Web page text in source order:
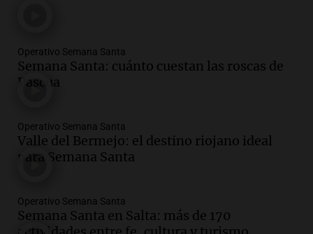
Operativo Semana Santa
Semana Santa: cuánto cuestan las roscas de
Pascua
Operativo Semana Santa
Valle del Bermejo: el destino riojano ideal
para Semana Santa
Operativo Semana Santa
Semana Santa en Salta: más de 170